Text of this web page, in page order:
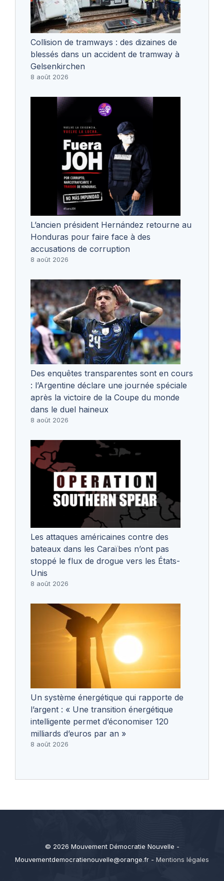
Collision de tramways : des dizaines de
blessés dans un accident de tramway à
Gelsenkirchen
8 août 2026
L’ancien président Hernández retourne au
Honduras pour faire face à des
accusations de corruption
8 août 2026
Des enquêtes transparentes sont en cours
: l’Argentine déclare une journée spéciale
après la victoire de la Coupe du monde
dans le duel haineux
8 août 2026
Les attaques américaines contre des
bateaux dans les Caraïbes n’ont pas
stoppé le flux de drogue vers les États-
Unis
8 août 2026
Un système énergétique qui rapporte de
l’argent : « Une transition énergétique
intelligente permet d’économiser 120
milliards d’euros par an »
8 août 2026
© 2026 Mouvement Démocratie Nouvelle -
Mouvementdemocratienouvelle@orange.fr - Mentions légales